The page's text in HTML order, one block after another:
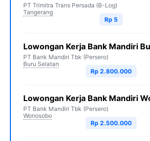
PT Trimitra Trans Persada (B-Log)
Tangerang
Rp 5
Lowongan Kerja Bank Mandiri
PT Bank Mandiri Tbk (Persero)
Buru Selatan
Rp 2.800.000
Lowongan Kerja Bank Mandiri
PT Bank Mandiri Tbk (Persero)
Wonosobo
Rp 2.500.000